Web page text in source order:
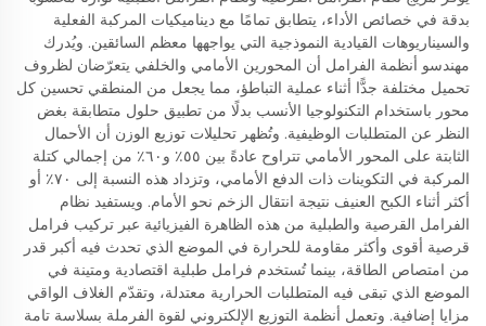
بدقة في خصائص الأداء، يتطابق تمامًا مع ديناميكيات المركبة الفعلية
والسيناريوهات القيادية النموذجية التي يواجهها معظم السائقين. ويُدرك
مهندسو أنظمة الفرامل أن المحورين الأمامي والخلفي يتعرّضان لظروف
تحميل مختلفة جدًّا أثناء عملية التباطؤ، مما يجعل من المنطقي تحسين كل
محور باستخدام التكنولوجيا الأنسب بدلًا من تطبيق حلول متطابقة بغض
النظر عن المتطلبات الوظيفية. وتُظهر تحليلات توزيع الوزن أن الأحمال
الثابتة على المحور الأمامي تتراوح عادةً بين ٥٥٪ و٦٠٪ من إجمالي كتلة
المركبة في التكوينات ذات الدفع الأمامي، وتزداد هذه النسبة إلى ٧٠٪ أو
أكثر أثناء الكبح العنيف نتيجة انتقال الزخم نحو الأمام. ويستفيد نظام
الفرامل القرصية والطبلية من هذه الظاهرة الفيزيائية عبر تركيب فرامل
قرصية أقوى وأكثر مقاومة للحرارة في الموضع الذي تحدث فيه أكبر قدر
من امتصاص الطاقة، بينما تُستخدم فرامل طبلية اقتصادية ومتينة في
الموضع الذي تبقى فيه المتطلبات الحرارية معتدلة، وتقدّم الغلاف الواقي
مزايا إضافية. وتعمل أنظمة التوزيع الإلكتروني لقوة الفرملة بسلاسة تامة